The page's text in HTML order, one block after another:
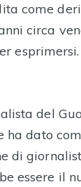
come
circa
del
ha dato
di
essere il